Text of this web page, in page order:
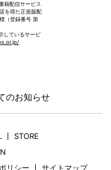
籍配信サービス
を得た正規版配
（登録番号 第
しているサービ
のお知らせ
STORE
リシー サイトマップ